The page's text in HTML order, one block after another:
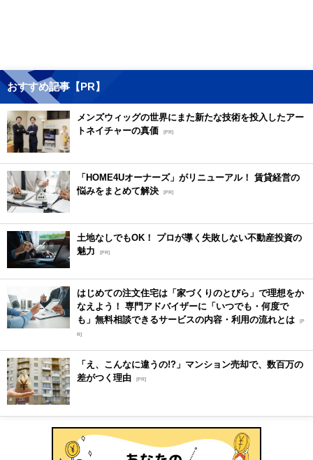
おすすめ記事【PR】
メンズウィッグの世界にまた新たな技術を投入したアー
トネイチャーの真価 [PR]
「HOME4Uオーナーズ」がリニューアル！ 賃貸経営の
悩みをまとめて解決 [PR]
土地なしでもOK！ プロが導く失敗しない不動産投資の
魅力
[PR]
はじめての注文住宅は「家づくりのとびら」で理想をか
なえよう！ 専門アドバイザーに「いつでも・何度で
も」無料相談できるサービスの内容・利用の流れとは [P
R]
「え、こんなに違うの!?」マンション売却で、数百万の
差がつく理由 [PR]